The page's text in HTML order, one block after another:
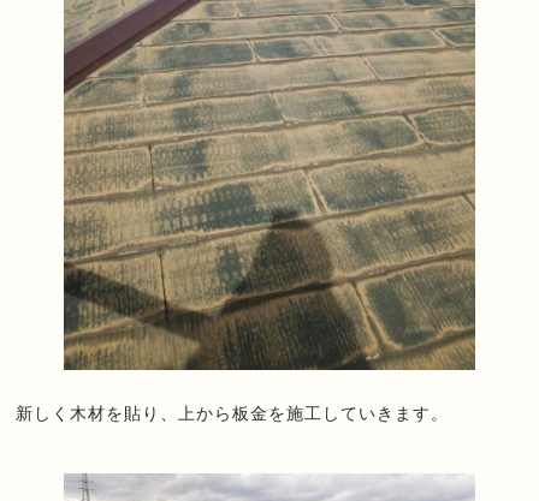
新しく木材を貼り、上から板金を施工していきます。